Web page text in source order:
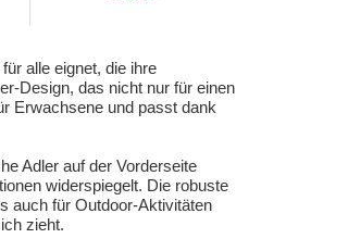
alle eignet, die ihre
Design, das nicht nur für einen
Erwachsene und passt dank
Adler auf der Vorderseite
widerspiegelt. Die robuste
auch für Outdoor-Aktivitäten
zieht.